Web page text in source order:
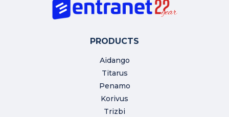
PRODUCTS
Aidango
Titarus
Penamo
Korivus
Trizbi